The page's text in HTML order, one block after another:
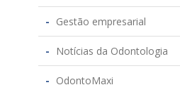
Gestão empresarial
Notícias da Odontologia
OdontoMaxi